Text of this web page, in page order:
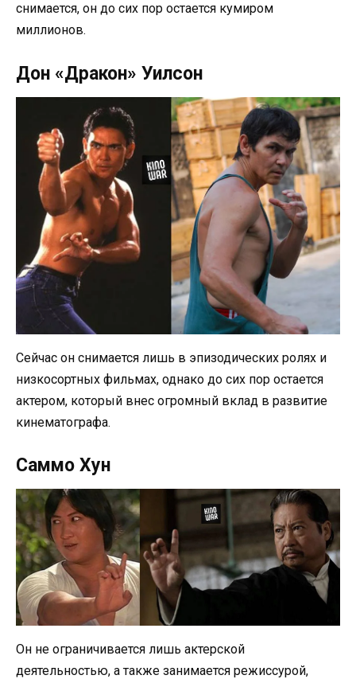
снимается, он до сих пор остается кумиром
миллионов.
Дон «Дракон» Уилсон
Сейчас он снимается лишь в эпизодических ролях и
низкосортных фильмах, однако до сих пор остается
актером, который внес огромный вклад в развитие
кинематографа.
Саммо Хун
Он не ограничивается лишь актерской
деятельностью, а также занимается режиссурой,